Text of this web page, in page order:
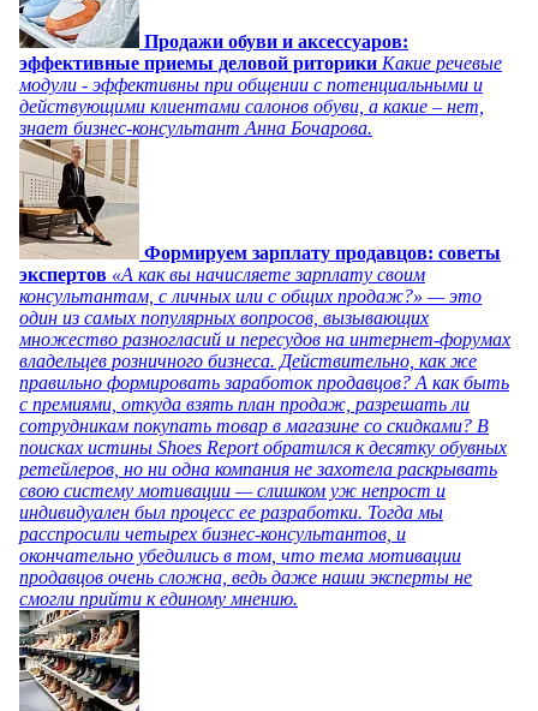
Продажи обуви и аксессуаров:
эффективные приемы деловой риторики Какие речевые
модули - эффективны при общении с потенциальными и
действующими клиентами салонов обуви, а какие – нет,
знает бизнес-консультант Анна Бочарова.
Формируем зарплату продавцов: советы
экспертов «А как вы начисляете зарплату своим
консультантам, с личных или с общих продаж?» — это
один из самых популярных вопросов, вызывающих
множество разногласий и пересудов на интернет-форумах
владельцев розничного бизнеса. Действительно, как же
правильно формировать заработок продавцов? А как быть
с премиями, откуда взять план продаж, разрешать ли
сотрудникам покупать товар в магазине со скидками? В
поисках истины Shoes Report обратился к десятку обувных
ретейлеров, но ни одна компания не захотела раскрывать
свою систему мотивации — слишком уж непрост и
индивидуален был процесс ее разработки. Тогда мы
расспросили четырех бизнес-консультантов, и
окончательно убедились в том, что тема мотивации
продавцов очень сложна, ведь даже наши эксперты не
смогли прийти к единому мнению.